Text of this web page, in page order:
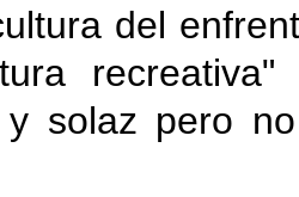
del
y solaz pero